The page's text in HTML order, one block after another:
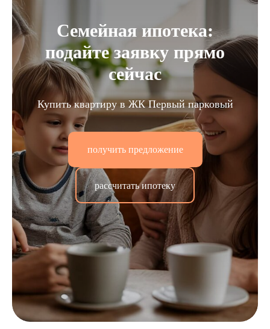
Семейная ипотека:
подайте заявку прямо
сейчас
Купить квартиру в ЖК Первый парковый
получить предложение
рассчитать ипотеку